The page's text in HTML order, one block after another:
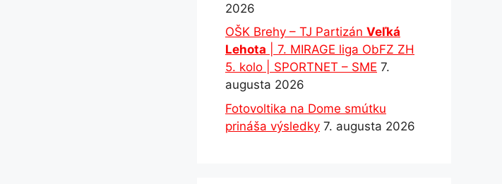
2026
OŠK Brehy – TJ Partizán Veľká
Lehota | 7. MIRAGE liga ObFZ ZH
5. kolo | SPORTNET – SME 7.
augusta 2026
Fotovoltika na Dome smútku
prináša výsledky 7. augusta 2026